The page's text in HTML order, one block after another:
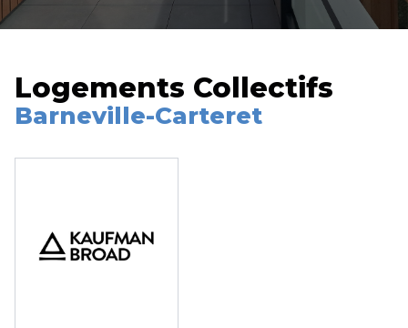
Logements Collectifs
Barneville-Carteret